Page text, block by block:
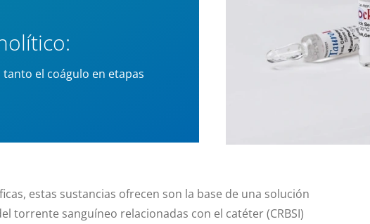
el coágulo en etapas
estas sustancias ofrecen son la base de una solución
torrente sanguíneo relacionadas con el catéter (CRBSI)